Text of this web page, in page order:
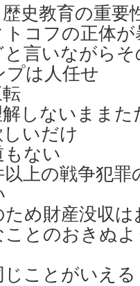
史教育の重要
コフの正体
と言いながら
プは人任せ
しないまま
いだけ
ない
上の戦争犯
め財産没収
とのおきぬ
ことがいえる